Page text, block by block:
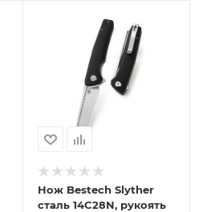
Нож Bestech Slyther
сталь 14C28N, рукоять